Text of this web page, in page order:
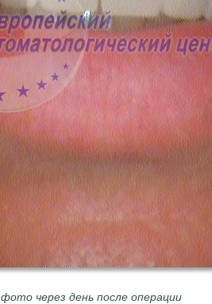
фото через день после операции